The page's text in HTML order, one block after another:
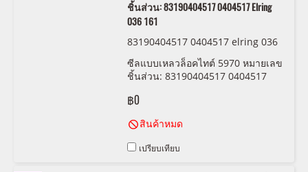
ชิ้นส่วน: 83190404517 0404517 Elring
036 161
83190404517 0404517 elring 036
ซีลแบบเหลวล็อคไทต์ 5970 หมายเลข
ชิ้นส่วน: 83190404517 0404517
฿0
สินค้าหมด
เปรียบเทียบ